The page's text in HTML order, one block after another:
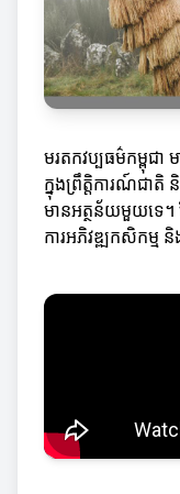
មរតកវប្បធម៌កម្ពុជា
ក្នុងព្រឹត្តិការណ៍ជាតិ
មានអត្ថន័យមួយទេ
ការអភិវឌ្ឍកសិកម្ម និ